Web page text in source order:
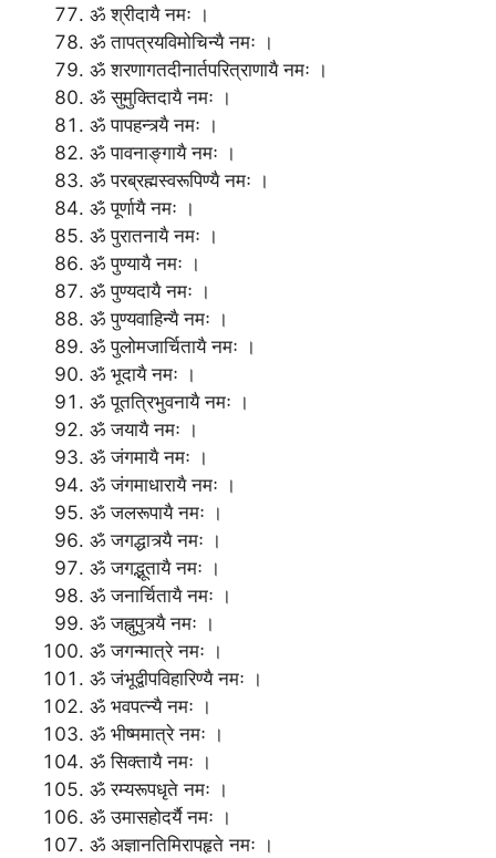
ॐ श्रीदायै नमः ।
ॐ तापत्रयविमोचिन्यै नमः ।
ॐ शरणागतदीनार्तपरित्राणायै नमः ।
ॐ सुमुक्तिदायै नमः ।
ॐ पापहन्त्र्यै नमः ।
ॐ पावनाङ्गायै नमः ।
ॐ परब्रह्मस्वरूपिण्यै नमः ।
ॐ पूर्णायै नमः ।
ॐ पुरातनायै नमः ।
ॐ पुण्यायै नमः ।
ॐ पुण्यदायै नमः ।
ॐ पुण्यवाहिन्यै नमः ।
ॐ पुलोमजार्चितायै नमः ।
ॐ भूदायै नमः ।
ॐ पूतत्रिभुवनायै नमः ।
ॐ जयायै नमः ।
ॐ जंगमायै नमः ।
ॐ जंगमाधारायै नमः ।
ॐ जलरूपायै नमः ।
ॐ जगद्धात्र्यै नमः ।
ॐ जगद्भूतायै नमः ।
ॐ जनार्चितायै नमः ।
ॐ जह्नुपुत्र्यै नमः ।
ॐ जगन्मात्रे नमः ।
ॐ जंभूद्वीपविहारिण्यै नमः ।
ॐ भवपत्न्यै नमः ।
ॐ भीष्ममात्रे नमः ।
ॐ सिक्तायै नमः ।
ॐ रम्यरूपधृते नमः ।
ॐ उमासहोदर्यै नमः ।
ॐ अज्ञानतिमिरापहृते नमः ।